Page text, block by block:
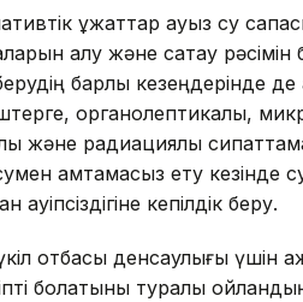
құжаттар ауыз су
алу және сақтау
барлық кезеңдерінде
органолептикалық,
және радиациялық
қамтамасыз ету
кепілдік беру.
отбасы денсаулығы үшін
болатыны туралы